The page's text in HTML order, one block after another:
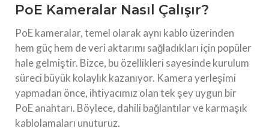
PoE Kameralar Nasıl Çalışır?
PoE kameralar, temel olarak aynı kablo üzerinden
hem güç hem de veri aktarımı sağladıkları için popüler
hale gelmiştir. Bizce, bu özellikleri sayesinde kurulum
süreci büyük kolaylık kazanıyor. Kamera yerleşimi
yapmadan önce, ihtiyacımız olan tek şey uygun bir
PoE anahtarı. Böylece, dahili bağlantılar ve karmaşık
kablolamaları unuturuz.